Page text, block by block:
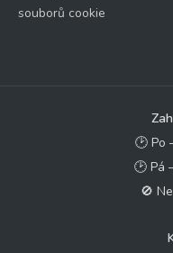
souborů cookie
🕑 Po
🕑 Pá
🚫